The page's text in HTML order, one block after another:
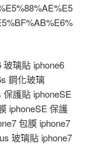
璃貼 iphone6
鋼化玻璃
保護貼 iphoneSE
iphoneSE 保護
包膜 iphone7
玻璃貼 iphone7